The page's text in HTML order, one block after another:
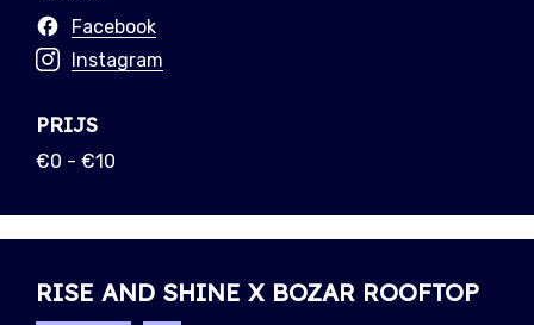
Facebook
Instagram
PRIJS
€0 - €10
RISE AND SHINE X BOZAR ROOFTOP